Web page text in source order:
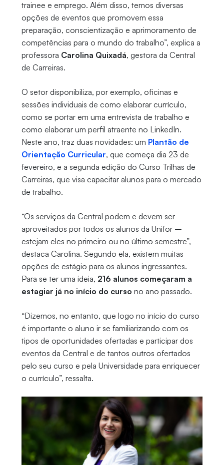
trainee e emprego. Além disso, temos diversas
opções de eventos que promovem essa
preparação, conscientização e aprimoramento de
competências para o mundo do trabalho”, explica a
professora Carolina Quixadá, gestora da Central
de Carreiras.
O setor disponibiliza, por exemplo, oficinas e
sessões individuais de como elaborar currículo,
como se portar em uma entrevista de trabalho e
como elaborar um perfil atraente no LinkedIn.
Neste ano, traz duas novidades: um Plantão de
Orientação Curricular, que começa dia 23 de
fevereiro, e a segunda edição do Curso Trilhas de
Carreiras, que visa capacitar alunos para o mercado
de trabalho.
“Os serviços da Central podem e devem ser
aproveitados por todos os alunos da Unifor –
estejam eles no primeiro ou no último semestre”,
destaca Carolina. Segundo ela, existem muitas
opções de estágio para os alunos ingressantes.
Para se ter uma ideia, 216 alunos começaram a
estagiar já no início do curso no ano passado.
“Dizemos, no entanto, que logo no início do curso
é importante o aluno ir se familiarizando com os
tipos de oportunidades ofertadas e participar dos
eventos da Central e de tantos outros ofertados
pelo seu curso e pela Universidade para enriquecer
o currículo”, ressalta.